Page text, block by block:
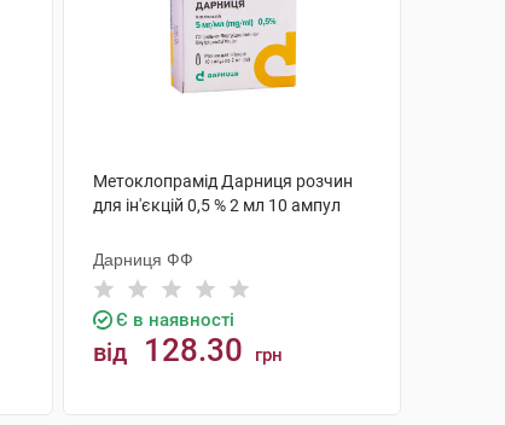
Метоклопрамід Дарниця розчин
для ін'єкцій 0,5 % 2 мл 10 ампул
Дарниця ФФ
Є в наявності
від 128.30 грн